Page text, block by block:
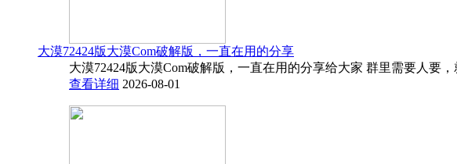
大漠72424版大漠Com破解版，一直在用的分享
大漠72424版大漠Com破解版，一直在用的分享给大家 群里需要人要
查看详细 2026-08-01